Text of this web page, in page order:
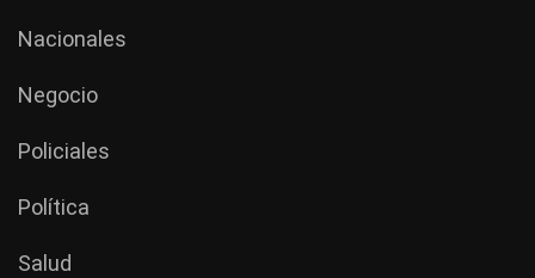
Nacionales
Negocio
Policiales
Política
Salud